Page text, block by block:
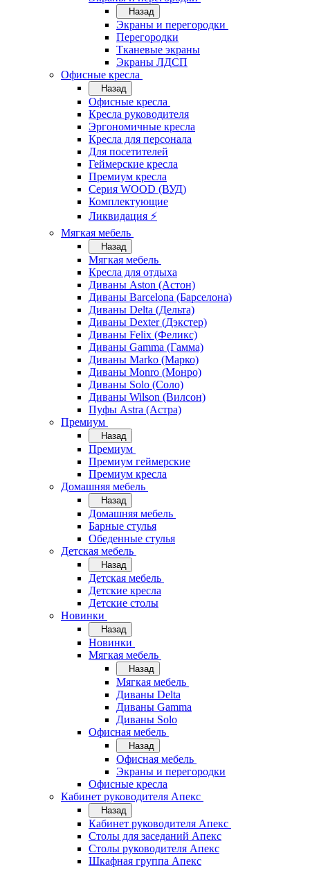
Назад
Экраны и перегородки
Перегородки
Тканевые экраны
Экраны ЛДСП
Офисные кресла
Назад
Офисные кресла
Кресла руководителя
Эргономичные кресла
Кресла для персонала
Для посетителей
Геймерские кресла
Премиум кресла
Серия WOOD (ВУД)
Комплектующие
Ликвидация ⚡
Мягкая мебель
Назад
Мягкая мебель
Кресла для отдыха
Диваны Aston (Астон)
Диваны Barcelona (Барселона)
Диваны Delta (Дельта)
Диваны Dexter (Дэкстер)
Диваны Felix (Феликс)
Диваны Gamma (Гамма)
Диваны Marko (Марко)
Диваны Monro (Монро)
Диваны Solo (Соло)
Диваны Wilson (Вилсон)
Пуфы Astra (Астра)
Премиум
Назад
Премиум
Премиум геймерские
Премиум кресла
Домашняя мебель
Назад
Домашняя мебель
Барные стулья
Обеденные стулья
Детская мебель
Назад
Детская мебель
Детские кресла
Детские столы
Новинки
Назад
Новинки
Мягкая мебель
Назад
Мягкая мебель
Диваны Delta
Диваны Gamma
Диваны Solo
Офисная мебель
Назад
Офисная мебель
Экраны и перегородки
Офисные кресла
Кабинет руководителя Апекс
Назад
Кабинет руководителя Апекс
Столы для заседаний Апекс
Столы руководителя Апекс
Шкафная группа Апекс